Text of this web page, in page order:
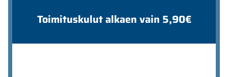
Toimituskulut alkaen vain 5,90€